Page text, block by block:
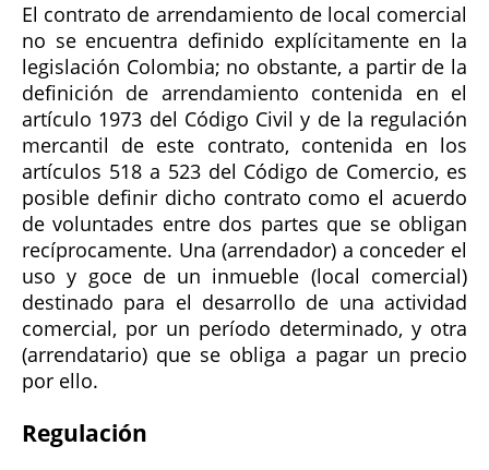
El contrato de arrendamiento de local comercial
no se encuentra definido explícitamente en la
legislación Colombia; no obstante, a partir de la
definición de arrendamiento contenida en el
artículo 1973 del Código Civil y de la regulación
mercantil de este contrato, contenida en los
artículos 518 a 523 del Código de Comercio, es
posible definir dicho contrato como el acuerdo
de voluntades entre dos partes que se obligan
recíprocamente. Una (arrendador) a conceder el
uso y goce de un inmueble (local comercial)
destinado para el desarrollo de una actividad
comercial, por un período determinado, y otra
(arrendatario) que se obliga a pagar un precio
por ello.
Regulación